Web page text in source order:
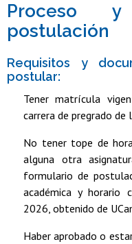
Proceso
postulación
Requisitos y
postular:
Tener matrícula
carrera de pregrado de
No tener tope de
alguna otra
formulario de
académica y horario
2026, obtenido de
Haber aprobado o